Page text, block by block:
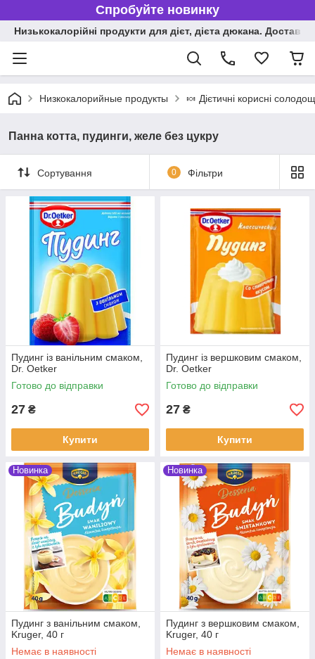
Спробуйте новинку
Низькокалорійні продукти для дієт, дієта дюкана. Доставка
Низкокалорийные продукты 🍬 Дієтичні корисні
Панна котта, пудинги, желе без цукру
Сортування 0 Фільтри
Пудинг із ванільним смаком,
Dr. Oetker
Готово до відправки
27 ₴
Купити
Пудинг із вершковим смаком,
Dr. Oetker
Готово до відправки
27 ₴
Купити
Новинка
Пудинг з ванільним смаком,
Kruger, 40 г
Немає в наявності
Новинка
Пудинг з вершковим смаком,
Kruger, 40 г
Немає в наявності